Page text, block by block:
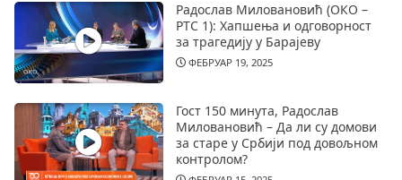
Радослав Миловановић (ОКО –
РТС 1): Хапшења и одговорност
за трагедију у Барајеву
ФЕБРУАР 19, 2025
Гост 150 минута, Радослав
Миловановић – Да ли су домови
за старе у Србији под довољном
контролом?